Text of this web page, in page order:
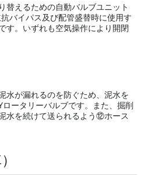
替えるための自動バルブユニット
バイパス及び配管盛替時に使用す
す。いずれも空気操作により開閉
水が漏れるのを防ぐため、泥水を
ータリーバルブです。また、掘削
水を続けて送られるよう⑫ホース